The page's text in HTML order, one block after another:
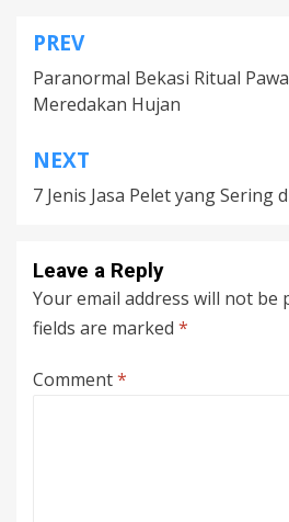
Post
navigation
PREV
Paranormal Bekasi Ritual
Meredakan Hujan
NEXT
7 Jenis Jasa Pelet yang Sering
Leave a Reply
Your email address will not be
fields are marked *
Comment*